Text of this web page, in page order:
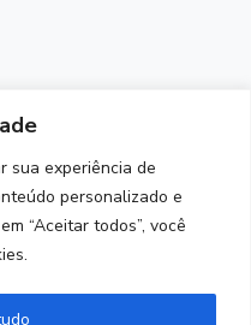
sua experiência de
personalizado e
“Aceitar todos”, você